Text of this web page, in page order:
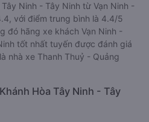
Ninh - Tây Ninh từ Vạn Ninh -
với điểm trung bình là 4.4/5
đó hãng xe khách Vạn Ninh -
tốt nhất tuyến được đánh giá
nhà xe Thanh Thuỷ - Quảng
Hòa Tây Ninh - Tây